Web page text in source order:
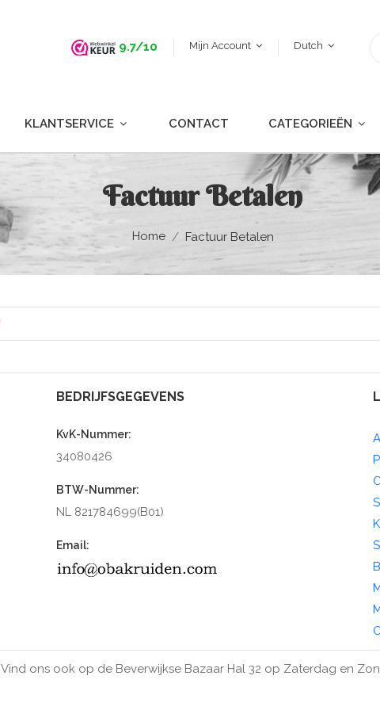
9.7/10 Mijn Account Dutch
KLANTSERVICE CONTACT CATEGORIEËN
Factuur Betalen
Home Factuur Betalen
BEDRIJFSGEGEVENS
KvK-Nummer:
34080426
BTW-Nummer:
NL 821784699(B01)
Email:
Vind ons ook op de Beverwijkse Bazaar Hal 32 op Zaterdag en